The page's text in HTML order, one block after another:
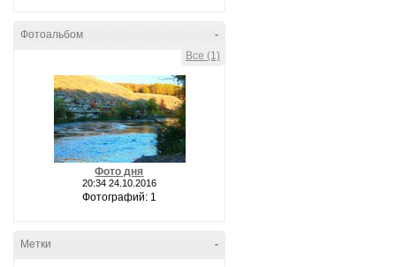
-
Фотоальбом
Все (1)
Фото дня
20:34 24.10.2016
Фотографий: 1
-
Метки